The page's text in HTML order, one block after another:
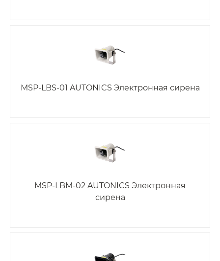
MSP-LBS-01 AUTONICS Электронная сирена
MSP-LBM-02 AUTONICS Электронная
сирена